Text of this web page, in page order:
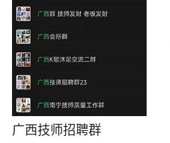
广西技师招聘群